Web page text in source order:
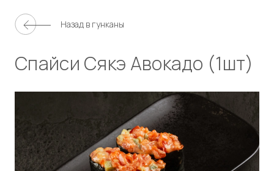
Назад в гунканы
Спайси Сякэ Авокадо (1шт)